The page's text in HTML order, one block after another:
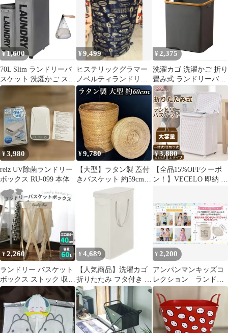
¥ 1,600
70L Slim ランドリーバ
スケット 洗濯かご スリ
ム グレー
¥9,499
ヒステリックグラマー
ノベルティランドリー
ボックス
¥ 2,375
洗濯カゴ 洗濯かご 折り
畳み式 ランドリーバス
ケット 60L ランドリー
ボックス 洗濯籠 洗濯物
入れ 収納ボックス 収納
バッグ 竹のハンドル付
き (グレー)
¥3,980
reiz UV除菌ランドリー
ボックス RU-099 本体
¥9,780
【大型】ラタン製 蓋付
きバスケット 約59cm
ランドリーボックス お
もちゃ箱
¥3,880
【全品15%OFFクーポ
ン！】VECELO 即納 ラ
カゴ 蓋付き 大容量 衣
類収納 キャスター付き
取っ手付き 折りたたみ
式 布団 衣類収納 通気
性 手提げ 持ち運び便利
軽い 丈夫 大容量 撥水
加工 浴室 洗濯物
¥2,260
ランドリー バスケット
ボックス ストック 収納
ボックス 収納ストック
取っ手 布 ハンパー ア
イボリー ベージュ
¥ 4,689
【人気商品】洗濯カゴ
折りたたみ フタ付き 持
ち手付き ランドリーバ
スケット 収納 スリム
ランドリーボックス
60L 防水コーティング
ラミーコットン（ベー
¥2,200
アンパンマンキッズコ
レクション ランドリ
ーボックス